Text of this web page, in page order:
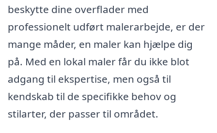
beskytte dine overflader med
professionelt udført malerarbejde, er der
mange måder, en maler kan hjælpe dig
på. Med en lokal maler får du ikke blot
adgang til ekspertise, men også til
kendskab til de specifikke behov og
stilarter, der passer til området.